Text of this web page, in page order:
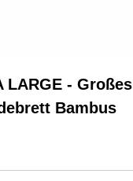
LARGE - Großes
Bambus